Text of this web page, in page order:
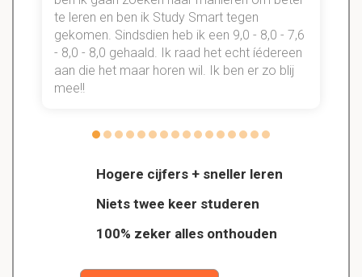
Hogere cijfers + sneller leren
Niets twee keer studeren
100% zeker alles onthouden
te leren en ben ik Study Smart tegen
gekomen. Sindsdien heb ik een 9,0 - 8,0 - 7,6
- 8,0 - 8,0 gehaald. Ik raad het echt íédereen
aan die het maar horen wil. Ik ben er zo blij
mee!!